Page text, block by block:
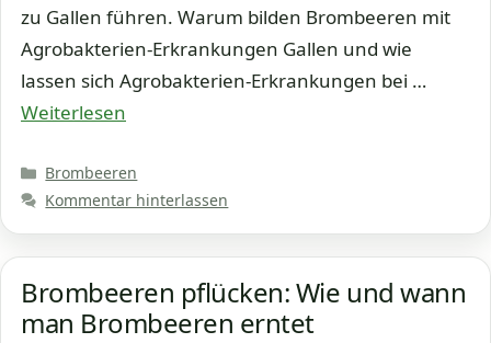
zu Gallen führen. Warum bilden Brombeeren mit
Agrobakterien-Erkrankungen Gallen und wie
lassen sich Agrobakterien-Erkrankungen bei …
Weiterlesen
Kategorien
Brombeeren
Kommentar hinterlassen
Brombeeren pflücken: Wie und wann
man Brombeeren erntet